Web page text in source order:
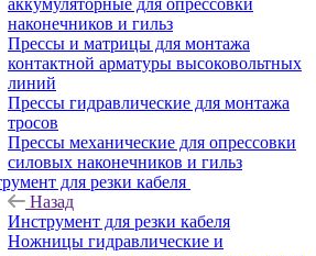
аккумуляторные для опрессовки
наконечников и гильз
Прессы и матрицы для монтажа
контактной арматуры высоковольтных
линий
Прессы гидравлические для монтажа
тросов
Прессы механические для опрессовки
силовых наконечников и гильз
для резки кабеля
Назад
Инструмент для резки кабеля
Ножницы гидравлические и